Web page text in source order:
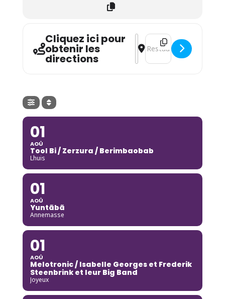
Cliquez ici pour
obtenir les
directions
Address - Jazz au village:
Destination Address -
01
AOÛ
Tool Bi / Zerzura / Berimbaobab
Lhuis
01
AOÛ
Yuntãbã
Annemasse
01
AOÛ
Melotronic / Isabelle Georges et Frederik
Steenbrink et leur Big Band
Joyeux